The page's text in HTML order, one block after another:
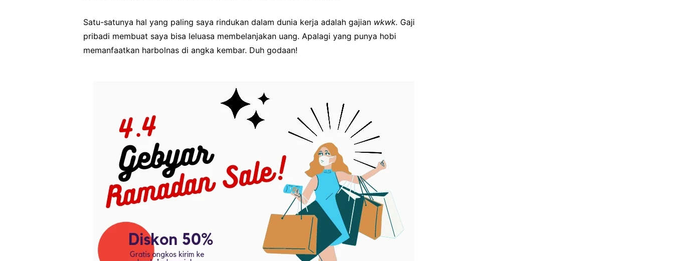
Satu-satunya hal yang paling saya rindukan dalam dunia kerja adalah gajian wkwk. Gaji
pribadi membuat saya bisa leluasa membelanjakan uang. Apalagi yang punya hobi
memanfaatkan harbolnas di angka kembar. Duh godaan!